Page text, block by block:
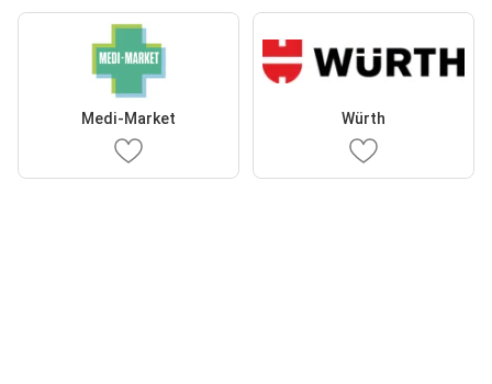
Medi-Market Würth